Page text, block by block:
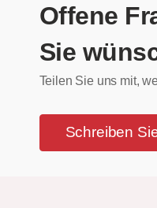
Offene
Sie
Teilen Sie uns mit,
Schreiben